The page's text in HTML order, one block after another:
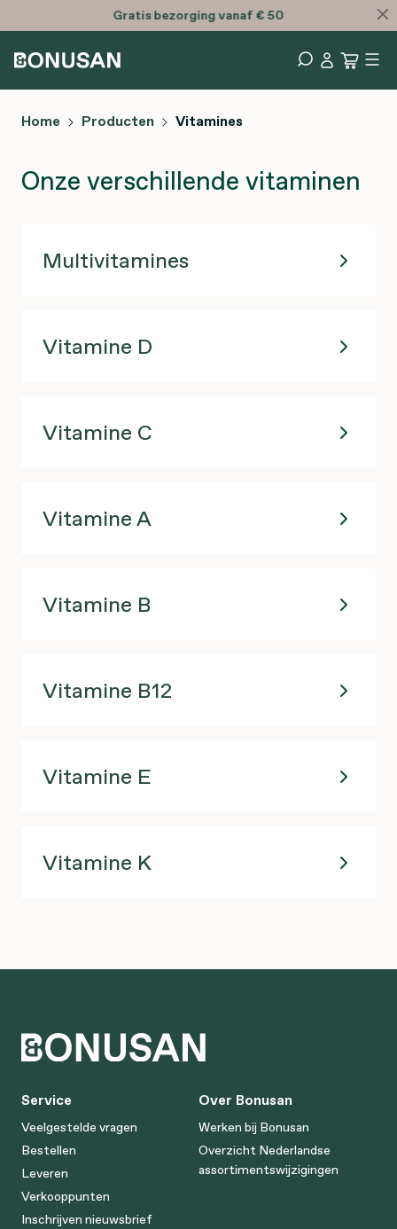
Gratisbezorging vanaf € 50
Home Producten Vitamines
Onze verschillende vitaminen
Multivitamines
Vitamine D
Vitamine C
Vitamine A
Vitamine B
Vitamine B12
Vitamine E
Vitamine K
Service
Veelgestelde vragen
Bestellen
Leveren
Verkooppunten
Inschrijven nieuwsbrief
Over Bonusan
Werken bij Bonusan
Overzicht Nederlandse
assortimentswijzigingen